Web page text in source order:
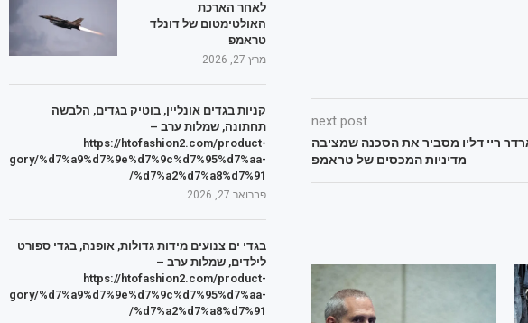
next post
ריי דליו מסביר את הסכנה שמציבה
מדיניות המכסים של טראמפ
לאחר הארכת
האולטימטום של דונלד
טראמפ
מרץ 27, 2026
קניות בגדים אונליין, בוטיק בגדים, הלבשה
תחתונה, שמלות ערב –
https://htofashion2.com/product-
%d7%a9%d7%9e%d7%9c%d7%95%d7%aa-
%d7%a2%d7%a8%d7%91/
פברואר 27, 2026
בגדי ים צנועים מידות גדולות, אופנה, בגדי ספורט
לילדים, שמלות ערב –
https://htofashion2.com/product-
%d7%a9%d7%9e%d7%9c%d7%95%d7%aa-
%d7%a2%d7%a8%d7%91/